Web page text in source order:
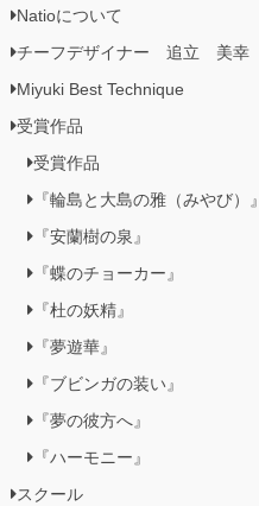
Natioについて
チーフデザイナー 追立 美幸
Miyuki Best Technique
受賞作品
受賞作品
『輪島と大島の雅（みやび）』
『安蘭樹の泉』
『蝶のチョーカー』
『杜の妖精』
『夢遊華』
『ブビンガの装い』
『夢の彼方へ』
『ハーモニー』
スクール